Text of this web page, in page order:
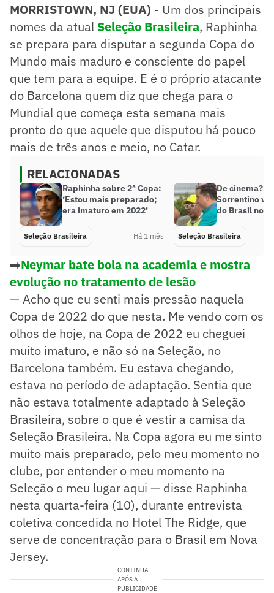
MORRISTOWN, NJ (EUA) - Um dos principais
nomes da atual Seleção Brasileira, Raphinha
se prepara para disputar a segunda Copa do
Mundo mais maduro e consciente do papel
que tem para a equipe. E é o próprio atacante
do Barcelona quem diz que chega para o
Mundial que começa esta semana mais
pronto do que aquele que disputou há pouco
mais de três anos e meio, no Catar.
RELACIONADAS
Raphinha sobre 2ª Copa:
‘Estou mais preparado;
era imaturo em 2022’
Seleção Brasileira Há 1 mês
De cinema?
Sorrentino
do Brasil nos
Seleção Brasileira
➡️Neymar bate bola na academia e mostra
evolução no tratamento de lesão
— Acho que eu senti mais pressão naquela
Copa de 2022 do que nesta. Me vendo com os
olhos de hoje, na Copa de 2022 eu cheguei
muito imaturo, e não só na Seleção, no
Barcelona também. Eu estava chegando,
estava no período de adaptação. Sentia que
não estava totalmente adaptado à Seleção
Brasileira, sobre o que é vestir a camisa da
Seleção Brasileira. Na Copa agora eu me sinto
muito mais preparado, pelo meu momento no
clube, por entender o meu momento na
Seleção o meu lugar aqui — disse Raphinha
nesta quarta-feira (10), durante entrevista
coletiva concedida no Hotel The Ridge, que
serve de concentração para o Brasil em Nova
Jersey.
CONTINUA
APÓS A
PUBLICIDADE